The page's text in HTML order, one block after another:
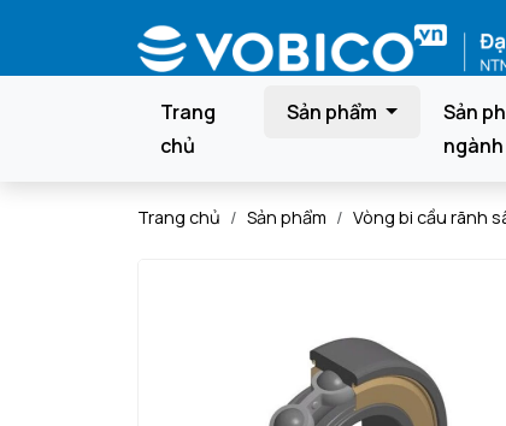
Trang
chủ
Sản phẩm
Sản
ngành
Trang chủ Sản phẩm Vòng bi cầu rãnh